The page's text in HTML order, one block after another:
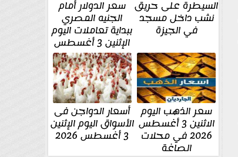
السيطرة على حريق
نشب داخل مسجد
في الجيزة
سعر الدولار أمام
الجنيه المصري
ببداية تعاملات اليوم
الإثنين 3 أغسطس
سعر الذهب اليوم
الاثنين 3 أغسطس
2026 في محلات
الصاغة
أسعار الدواجن فى
الأسواق اليوم الإثنين
3 أغسطس 2026